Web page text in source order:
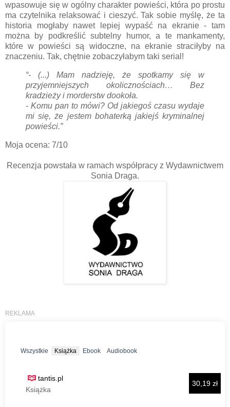
wpasowuje się w ogólny charakter powieści, która po prostu
ma czytelnika relaksować i cieszyć. Tak sobie myślę, że ta
historia mogłaby nawet lepiej wypaść na ekranie - tam
można by podkreślić subtelny humor, a te mankamenty,
które w powieści są widoczne, na ekranie straciłyby na
znaczeniu. Tak, chętnie zobaczyłabym taki serial!
“- (...) Mam nadzieję, że spotkamy się w
przyjemniejszych okolicznościach… Bez
kradzieży i morderstw dookoła.
- Komu pan to mówi? Od jakiegoś czasu wydaje
mi się, że jestem bohaterką jakiejś kryminalnej
powieści.”
Moja ocena: 7/10
Recenzja powstała w ramach współpracy z Wydawnictwem
Sonia Draga.